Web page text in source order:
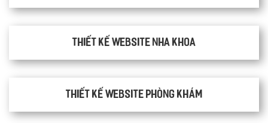
Thiết kế website nha khoa
thiết kế website phòng khám